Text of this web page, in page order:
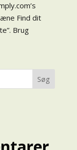
Find dit
Brug
Søg